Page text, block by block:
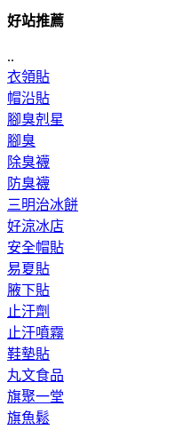
好站推薦
..
衣領貼
帽沿貼
腳臭剋星
腳臭
除臭襪
防臭襪
三明治冰餅
好涼冰店
安全帽貼
易夏貼
腋下貼
止汗劑
止汗噴霧
鞋墊貼
丸文食品
旗聚一堂
旗魚鬆